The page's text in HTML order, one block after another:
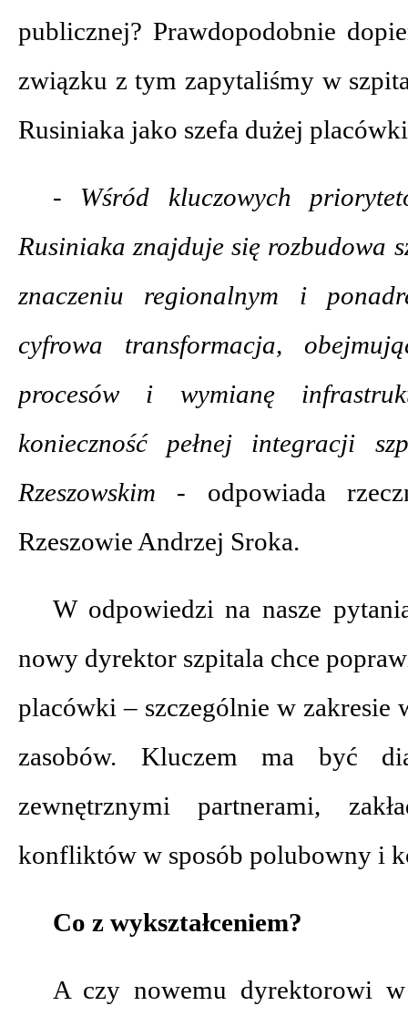
publicznej? Prawdopodobnie
związku z tym zapytaliśmy w
Rusiniaka jako szefa dużej
- Wśród kluczowych
Rusiniaka znajduje się rozbudowa
znaczeniu regionalnym i
cyfrowa transformacja,
procesów i wymianę
konieczność pełnej integracji
Rzeszowskim - odpowiada
Rzeszowie Andrzej Sroka.
W odpowiedzi na nasze
nowy dyrektor szpitala chce
placówki – szczególnie w zakresie
zasobów. Kluczem ma być
zewnętrznymi partnerami,
konfliktów w sposób polubowny i
Co z wykształceniem?
A czy nowemu dyrektorowi